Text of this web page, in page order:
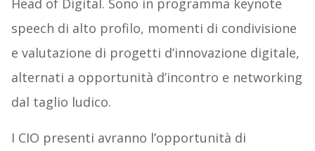
Head of Digital. Sono in programma keynote
speech di alto profilo, momenti di condivisione
e valutazione di progetti d’innovazione digitale,
alternati a opportunità d’incontro e networking
dal taglio ludico.
I CIO presenti avranno l’opportunità di